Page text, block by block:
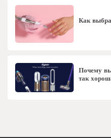
Как
Почему
так